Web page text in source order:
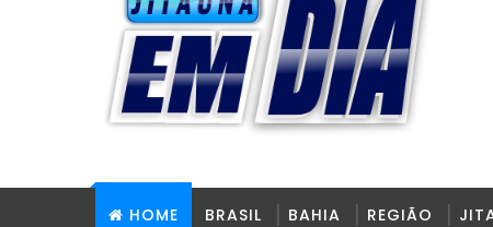
HOME BRASIL BAHIA REGIÃO